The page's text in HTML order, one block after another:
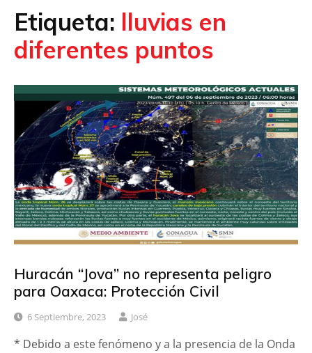
Etiqueta: lluvias en
diferentes puntos
Huracán “Jova” no representa peligro
para Oaxaca: Protección Civil
6 Septiembre, 2023 José
* Debido a este fenómeno y a la presencia de la Onda